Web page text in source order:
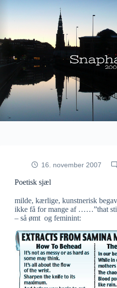
16. november 2007
Poetisk sjæl
milde, kærlige, kunstnerisk
ikke få for mange af ……”that
– så ømt og feminint: